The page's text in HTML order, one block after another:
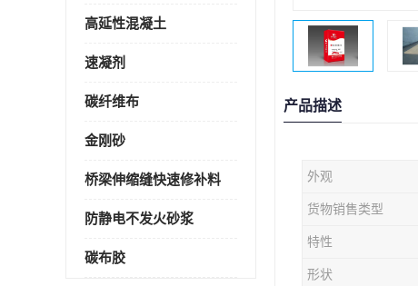
高延性混凝土
速凝剂
碳纤维布
金刚砂
桥梁伸缩缝快速修补料
防静电不发火砂浆
碳布胶
产品描述
外观
货物销售类型
特性
形状